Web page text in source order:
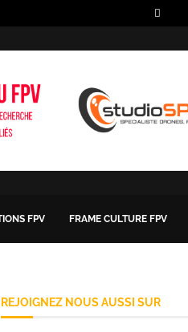
FPV FRAME CULTURE FPV
REJOIGNEZ NOUS AUSSI SUR